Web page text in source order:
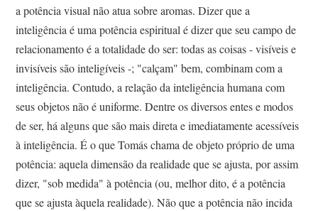
a potência visual não atua sobre aromas. Dizer que a
inteligência é uma potência espiritual é dizer que seu campo de
relacionamento é a totalidade do ser: todas as coisas - visíveis e
invisíveis são inteligíveis -; "calçam" bem, combinam com a
inteligência. Contudo, a relação da inteligência humana com
seus objetos não é uniforme. Dentre os diversos entes e modos
de ser, há alguns que são mais direta e imediatamente acessíveis
à inteligência. É o que Tomás chama de objeto próprio de uma
potência: aquela dimensão da realidade que se ajusta, por assim
dizer, "sob medida" à potência (ou, melhor dito, é a potência
que se ajusta àquela realidade). Não que a potência não incida